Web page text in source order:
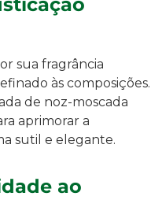
sua fragrância
às composições.
de noz-moscada
aprimorar a
sutil e elegante.
ao